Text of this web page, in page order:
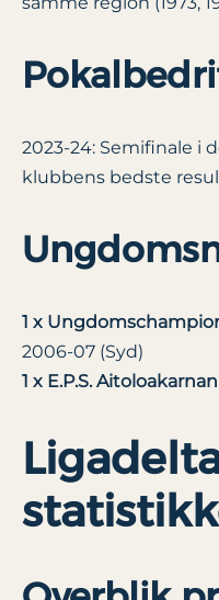
2023-24: Semifinale i
klubbens bedste
1 x
2006-07 (Syd)
1 x E.P.S.